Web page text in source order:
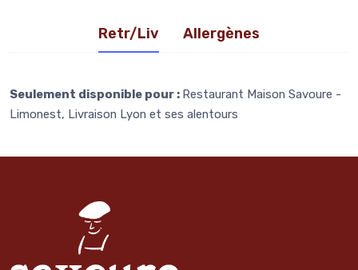
Retr/Liv Allergènes
Seulement disponible pour : Restaurant Maison Savoure -
Limonest, Livraison Lyon et ses alentours